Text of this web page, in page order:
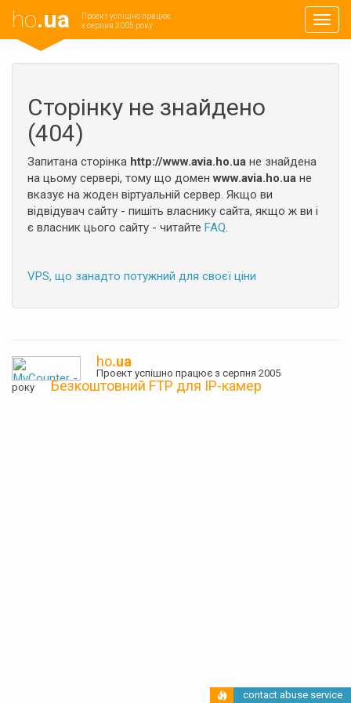
ho.ua
Проект успішно працює
з серпня 2005 року
Сторінку не знайдено
(404)
Запитана сторінка http://www.avia.ho.ua не знайдена
на цьому сервері, тому що доменwww.avia.ho.ua не
вказує на жоден віртуальній сервер. Якщо ви
відвідувач сайту - пишіть власнику сайта, якщо ж ви і
є власник цього сайту - читайте FAQ.
VPS, що занадто потужний для своєї ціни
ho.ua
Проект успішно працює з серпня 2005
року Безкоштовний FTP для IP-камер
contact abuse service